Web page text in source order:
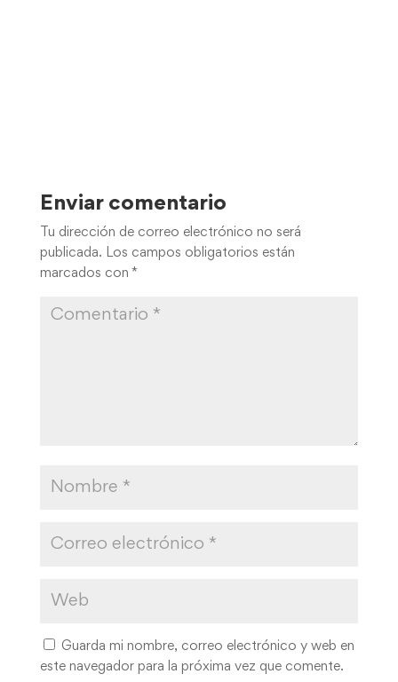
Enviar comentario
Tu dirección de correo electrónico no será
publicada. Los campos obligatorios están
marcados con *
Guarda mi nombre, correo electrónico y web en
este navegador para la próxima vez que comente.